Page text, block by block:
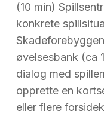
(10 min)
konkrete
øvelsesbank (ca
dialog med
opprette en
eller flere